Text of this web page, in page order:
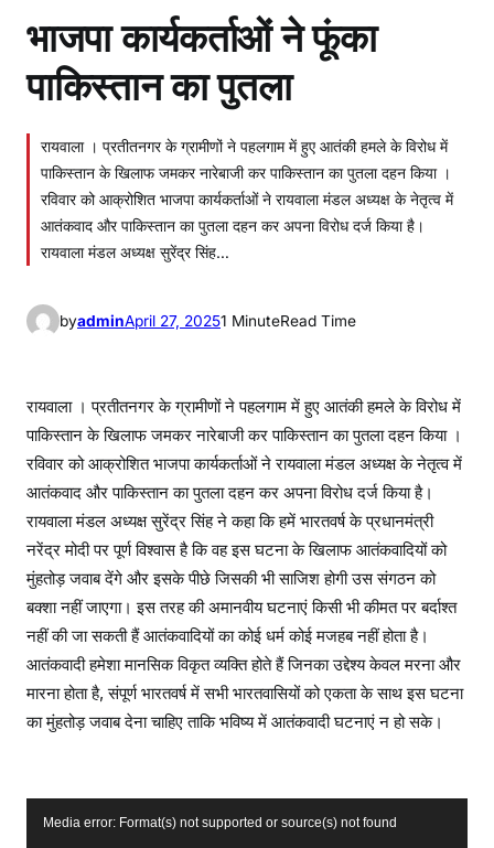
भाजपा कार्यकर्ताओं ने फूंका
पाकिस्तान का पुतला
रायवाला । प्रतीतनगर के ग्रामीणों ने पहलगाम में हुए आतंकी हमले के विरोध में
पाकिस्तान के खिलाफ जमकर नारेबाजी कर पाकिस्तान का पुतला दहन किया ।
रविवार को आक्रोशित भाजपा कार्यकर्ताओं ने रायवाला मंडल अध्यक्ष के नेतृत्व में
आतंकवाद और पाकिस्तान का पुतला दहन कर अपना विरोध दर्ज किया है।
रायवाला मंडल अध्यक्ष सुरेंद्र सिंह…
byadminApril 27, 20251 MinuteRead Time
रायवाला । प्रतीतनगर के ग्रामीणों ने पहलगाम में हुए आतंकी हमले के विरोध में
पाकिस्तान के खिलाफ जमकर नारेबाजी कर पाकिस्तान का पुतला दहन किया ।
रविवार को आक्रोशित भाजपा कार्यकर्ताओं ने रायवाला मंडल अध्यक्ष के नेतृत्व में
आतंकवाद और पाकिस्तान का पुतला दहन कर अपना विरोध दर्ज किया है।
रायवाला मंडल अध्यक्ष सुरेंद्र सिंह ने कहा कि हमें भारतवर्ष के प्रधानमंत्री
नरेंद्र मोदी पर पूर्ण विश्वास है कि वह इस घटना के खिलाफ आतंकवादियों को
मुंहतोड़ जवाब देंगे और इसके पीछे जिसकी भी साजिश होगी उस संगठन को
बक्शा नहीं जाएगा। इस तरह की अमानवीय घटनाएं किसी भी कीमत पर बर्दाश्त
नहीं की जा सकती हैं आतंकवादियों का कोई धर्म कोई मजहब नहीं होता है।
आतंकवादी हमेशा मानसिक विकृत व्यक्ति होते हैं जिनका उद्देश्य केवल मरना और
मारना होता है, संपूर्ण भारतवर्ष में सभी भारतवासियों को एकता के साथ इस घटना
का मुंहतोड़ जवाब देना चाहिए ताकि भविष्य में आतंकवादी घटनाएं न हो सके।
Media error: Format(s) not supported or source(s) not found